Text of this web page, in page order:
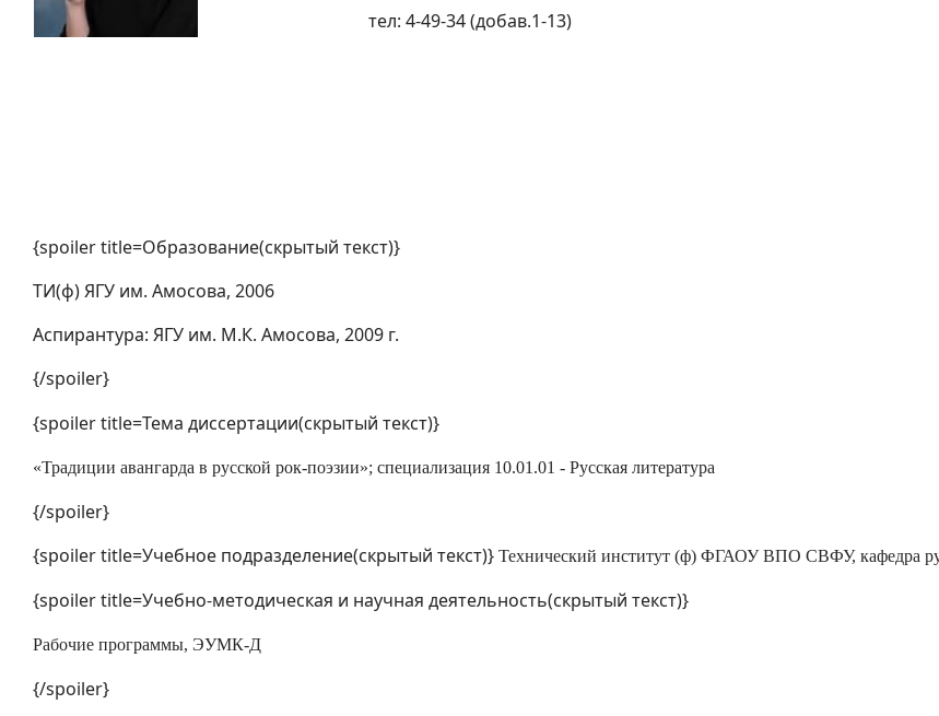
тел: 4-49-34 (добав.1-13)
{spoiler title=Образование(скрытый текст)}
ТИ(ф) ЯГУ им. Амосова, 2006
Аспирантура: ЯГУ им. М.К. Амосова, 2009 г.
{/spoiler}
{spoiler title=Тема диссертации(скрытый текст)}
«Традиции авангарда в русской рок-поэзии»; специализация 10.01.01 - Русская литература
{/spoiler}
{spoiler title=Учебное подразделение(cкрытый текст)} Технический институт (ф) ФГАОУ ВПО СВФУ, кафедра
{spoiler title=Учебно-методическая и научная деятельность(скрытый текст)}
Рабочие программы, ЭУМК-Д
{/spoiler}